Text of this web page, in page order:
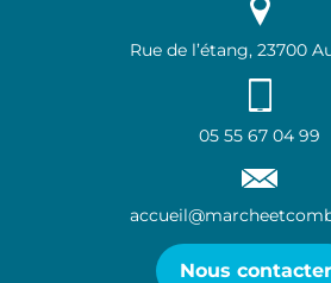
Rue de l’étang, 23700
05 55 67 04 99
Nous contacter